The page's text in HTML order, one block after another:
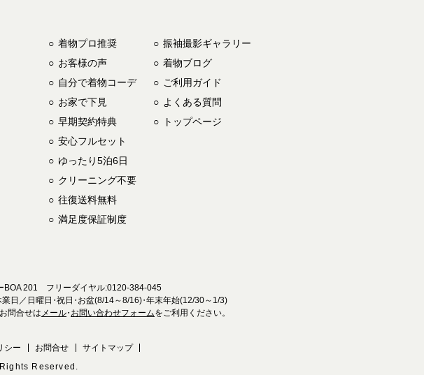
着物プロ推奨
お客様の声
自分で着物コーデ
お家で下見
早期契約特典
安心フルセット
ゆったり5泊6日
クリーニング不要
往復送料無料
満足度保証制度
振袖撮影ギャラリー
着物ブログ
ご利用ガイド
よくある質問
トップページ
BOA 201 フリーダイヤル:0120-384-045
日／日曜日 ・祝日 ・お盆(8/14～8/16)・年末年始(12/30～1/3)
問合せは メール・お問い合わせフォームをご利用ください。
シー お問合せ
サイトマップ
Reserved.